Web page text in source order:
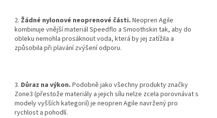
2. Žádné nylonové neoprenové části. Neopren Agile
kombinuje vnější materiál Speedflo a Smoothskin tak, aby do
obleku nemohla prosáknout voda, která by jej zatížila a
způsobila při plavání zvýšení odporu.
3. Důraz na výkon. Podobně jako všechny produkty značky
Zone3 (přestože materiály a jejich sílu nelze zcela porovnávat s
modely vyšších kategorií) je neopren Agile navržený pro
rychlost a pohodlí.